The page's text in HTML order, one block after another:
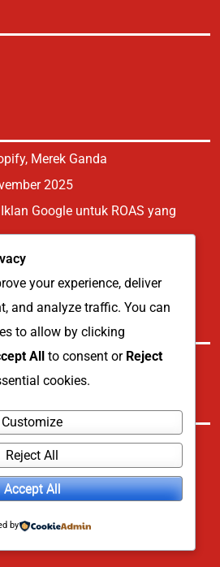
Merek Ganda
2025
Google untuk ROAS yang
tahun 2025
Pencarian ChatGPT
your experience, deliver
and analyze traffic. You can
to allow by clicking
All to consent or Reject
cookies.
Customize
Reject All
Accept All
by